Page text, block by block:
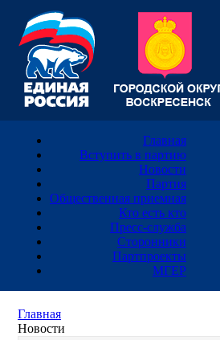
Главная
Вступить в партию
Новости
Партия
Общественная приемная
Кто есть кто
Пресс-служба
Сторонники
Партпроекты
МГЕР
Главная
Новости